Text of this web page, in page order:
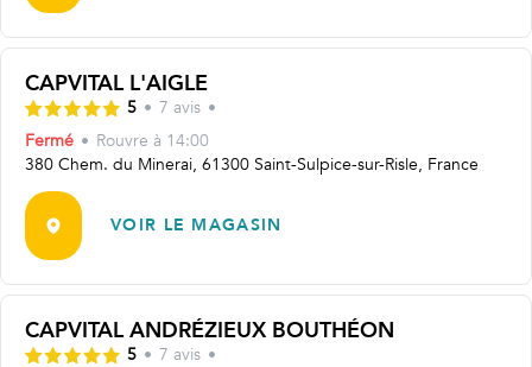
CAPVITAL L'AIGLE
5 • 7 avis •
Fermé • Rouvre à 14:00
380 Chem. du Minerai, 61300 Saint-Sulpice-sur-Risle, France
VOIR LE MAGASIN
CAPVITAL ANDRÉZIEUX BOUTHÉON
5 • 7 avis •